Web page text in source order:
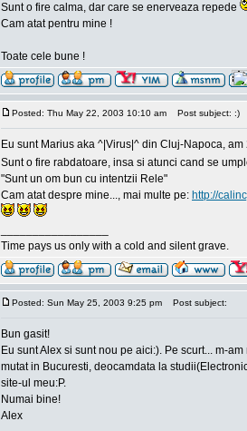
Sunt o fire calma, dar care se enerveaza repede
Cam atat pentru mine !
Toate cele bune !
Posted: Thu May 22, 2003 10:10 am Post subject: :)
Eu sunt Marius aka ^|Virus|^ din Cluj-Napoca,
Sunt o fire rabdatoare, insa si atunci cand se
"Sunt un om bun cu intentzii Rele"
Cam atat despre mine..., mai multe pe: http://
Time pays us only with a cold and silent grave.
Posted: Sun May 25, 2003 9:25 pm Post subject:
Bun gasit!
Eu sunt Alex si sunt nou pe aici:). Pe scurt... m-
mutat in Bucuresti, deocamdata la
site-ul meu:P.
Numai bine!
Alex